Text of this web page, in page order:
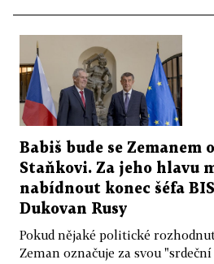
Babiš bude se Zemanem
Staňkovi. Za jeho hlavu
nabídnout konec šéfa
Dukovan Rusy
Pokud nějaké politické
Zeman označuje za svou